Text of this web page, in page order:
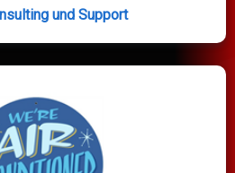
und Support